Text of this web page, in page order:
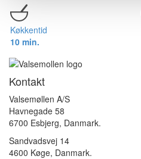
Køkkentid
10 min.
Kontakt
Valsemøllen A/S
Havnegade 58
6700 Esbjerg, Danmark.
Sandvadsvej 14
4600 Køge, Danmark.